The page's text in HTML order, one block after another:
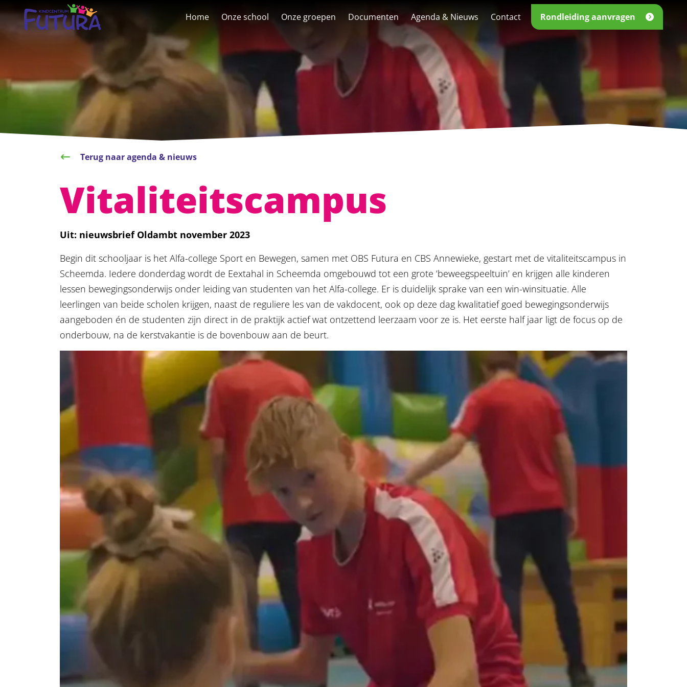
overslaan
Home Onze school Onze groepen Documenten Agenda & Nieuws Contact Rondleiding aanvragen
Terug naar agenda & nieuws
Vitaliteitscampus
Uit: nieuwsbrief Oldambt november 2023
Begin dit schooljaar is het Alfa-college Sport en Bewegen, samen met OBS Futura en CBS Annewieke, gestart met de vitaliteitscampus in
Scheemda. Iedere donderdag wordt de Eextahal in Scheemda omgebouwd tot een grote ‘beweegspeeltuin’ en krijgen alle kinderen
lessen bewegingsonderwijs onder leiding van studenten van het Alfa-college. Er is duidelijk sprake van een win-winsituatie. Alle
leerlingen van beide scholen krijgen, naast de reguliere les van de vakdocent, ook op deze dag kwalitatief goed bewegingsonderwijs
aangeboden én de studenten zijn direct in de praktijk actief wat ontzettend leerzaam voor ze is. Het eerste half jaar ligt de focus op de
onderbouw, na de kerstvakantie is de bovenbouw aan de beurt.